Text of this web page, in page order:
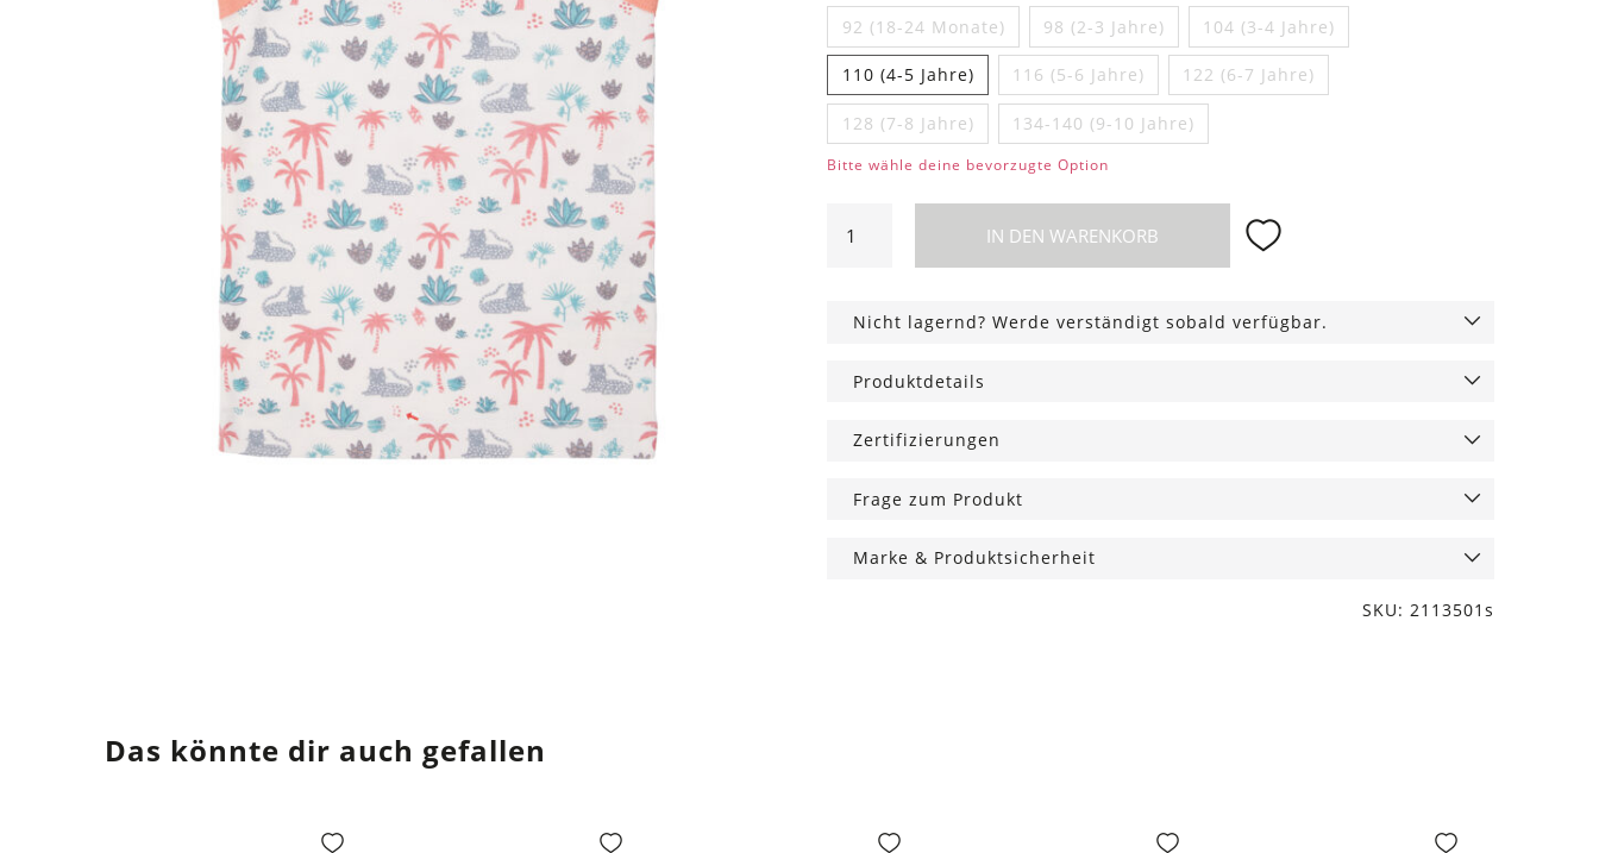
92 (18-24 Monate)
98 (2-3 Jahre) 104 (3-4 Jahre)
110 (4-5 Jahre) 116 (5-6 Jahre) 122 (6-7 Jahre)
128 (7-8 Jahre) 134-140 (9-10 Jahre)
Bitte wähle deine bevorzugte Option
Unterhemd
IN DEN WARENKORB
Nicht lagernd? Werde verständigt sobald verfügbar.
Produktdetails
Zertifizierungen
Frage zum Produkt
Marke & Produktsicherheit
SKU: 2113501s
Das könnte dir auch gefallen